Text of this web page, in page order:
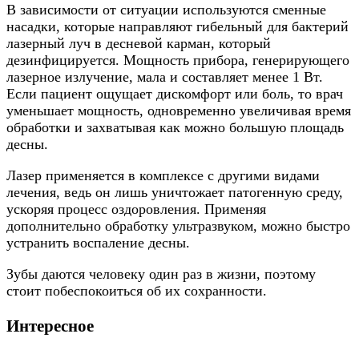
В зависимости от ситуации используются сменные
насадки, которые направляют гибельный для бактерий
лазерный луч в десневой карман, который
дезинфицируется. Мощность прибора, генерирующего
лазерное излучение, мала и составляет менее 1 Вт.
Если пациент ощущает дискомфорт или боль, то врач
уменьшает мощность, одновременно увеличивая время
обработки и захватывая как можно большую площадь
десны.
Лазер применяется в комплексе с другими видами
лечения, ведь он лишь уничтожает патогенную среду,
ускоряя процесс оздоровления. Применяя
дополнительно обработку ультразвуком, можно быстро
устранить воспаление десны.
Зубы даются человеку один раз в жизни, поэтому
стоит побеспокоиться об их сохранности.
Интересное